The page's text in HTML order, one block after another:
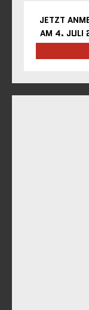
JETZT
AM 4. JULI